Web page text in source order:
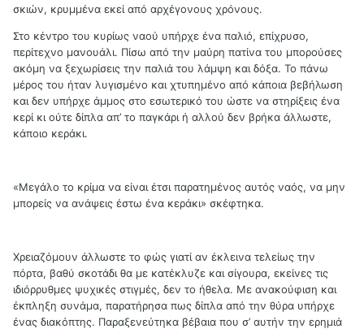
σκιών, κρυμμένα εκεί από αρχέγονους χρόνους.
Στο κέντρο του κυρίως ναού υπήρχε ένα παλιό, επίχρυσο,
περίτεχνο μανουάλι. Πίσω από την μαύρη πατίνα του μπορούσες
ακόμη να ξεχωρίσεις την παλιά του λάμψη και δόξα. Το πάνω
μέρος του ήταν λυγισμένο και χτυπημένο από κάποια βεβήλωση
και δεν υπήρχε άμμος στο εσωτερικό του ώστε να στηρίξεις ένα
κερί κι ούτε δίπλα απ’ το παγκάρι ή αλλού δεν βρήκα άλλωστε,
κάποιο κεράκι.
«Μεγάλο το κρίμα να είναι έτσι παρατημένος αυτός ναός, να μην
μπορείς να ανάψεις έστω ένα κεράκι» σκέφτηκα.
Χρειαζόμουν άλλωστε το φώς γιατί αν έκλεινα τελείως την
πόρτα, βαθύ σκοτάδι θα με κατέκλυζε και σίγουρα, εκείνες τις
ιδιόρρυθμες ψυχικές στιγμές, δεν το ήθελα. Με ανακούφιση και
έκπληξη συνάμα, παρατήρησα πως δίπλα από την θύρα υπήρχε
ένας διακόπτης. Παραξενεύτηκα βέβαια που σ’ αυτήν την ερημιά